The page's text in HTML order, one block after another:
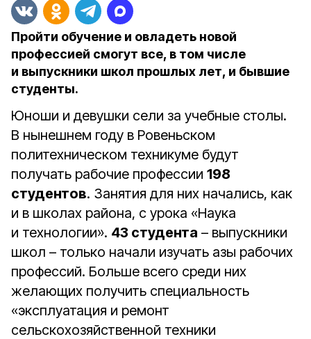
Пройти обучение и овладеть новой
профессией смогут все, в том числе
и выпускники школ прошлых лет, и бывшие
студенты.
Юноши и девушки сели за учебные столы.
В нынешнем году в Ровеньском
политехническом техникуме будут
получать рабочие профессии 198
студентов. Занятия для них начались, как
и в школах района, с урока «Наука
и технологии». 43 студента – выпускники
школ – только начали изучать азы рабочих
профессий. Больше всего среди них
желающих получить специальность
«эксплуатация и ремонт
сельскохозяйственной техники